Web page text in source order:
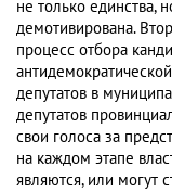
не только единства,
демотивирована.
процесс отбора
депутатов в
депутатов
свои голоса за
на каждом этапе
являются, или могут